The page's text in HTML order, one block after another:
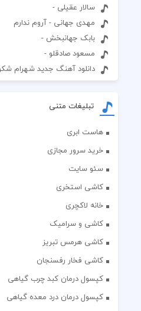
سالار عقیلی -
مهدی جهانی - آروم ندارم
بابک جهانبخش -
مسعود صادقلو -
دانلود آهنگ جدید شهرام
تبلیغات متنی
هاست ابری
خرید سرور مجازی
سئو سایت
کاشی استخری
خانه لاکچری
کاشی و سرامیک
کاشی هرمس تبریز
کاشی فخار رفسنجان
کپسول درمان کبد چرب گیاهی
کپسول درمان درد معده گیاهی